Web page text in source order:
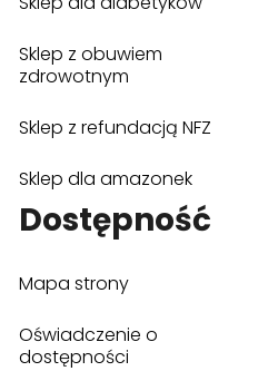
(otwiera się w nowym oknie)
Sklep z obuwiem
zdrowotnym
(otwiera się w nowym oknie)
Sklep z refundacją NFZ
(otwiera się w nowym oknie)
Sklep dla amazonek
(otwiera się w nowym oknie)
Dostępność
Mapa strony
Oświadczenie o
dostępności